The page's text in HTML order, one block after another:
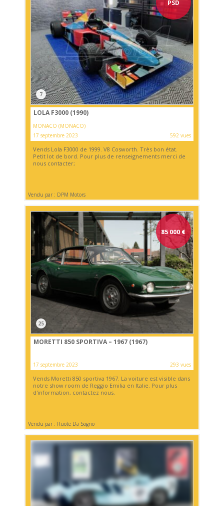
PSD
7
LOLA F3000 (1990)
MONACO (MONACO)
17 septembre 2023
592 vues
Vends Lola F3000 de 1999. V8 Cosworth. Très bon état.
Petit lot de bord. Pour plus de renseignements merci de
nous contacter;
Vendu par : DPM Motors
85 000€
25
MORETTI 850 SPORTIVA – 1967 (1967)
17 septembre 2023 293 vues
Vends Moretti 850 sportiva 1967. La voiture est visible dans
notre show room de Reggio Emilia en Italie. Pour plus
d'information, contactez nous.
Vendu par : Ruote Da Sogno